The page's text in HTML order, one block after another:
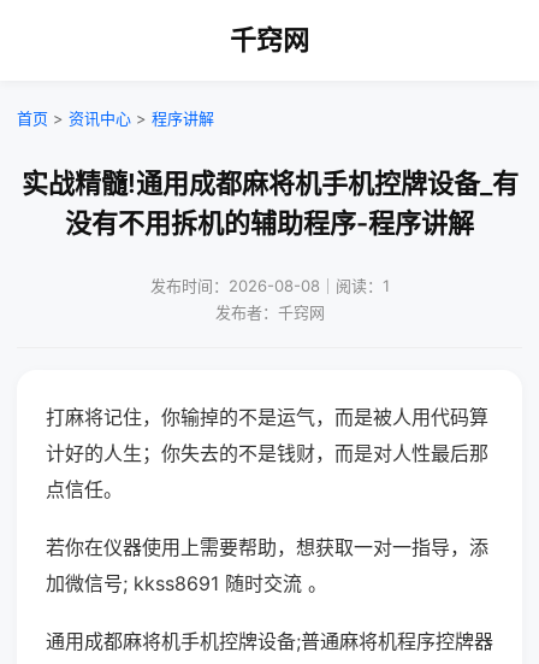
千窍网
首页 > 资讯中心 > 程序讲解
实战精髓!通用成都麻将机手机控牌设备_有
没有不用拆机的辅助程序-程序讲解
发布时间：2026-08-08｜阅读：1
发布者：千窍网
打麻将记住，你输掉的不是运气，而是被人用代码算
计好的人生；你失去的不是钱财，而是对人性最后那
点信任。
若你在仪器使用上需要帮助，想获取一对一指导，添
加微信号; kkss8691 随时交流 。
通用成都麻将机手机控牌设备;普通麻将机程序控牌器